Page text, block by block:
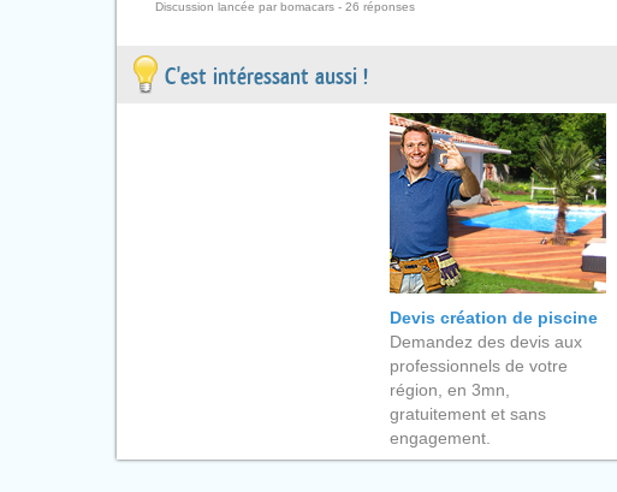
Discussion lancée par bomacars - 26 réponses
C'est intéressant aussi !
Devis création de piscine
Demandez des devis aux
professionnels de votre
région, en 3mn,
gratuitement et sans
engagement.